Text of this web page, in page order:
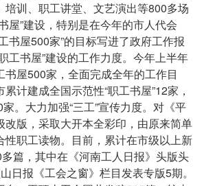
培训、职工讲堂、文艺演出等800多场
屋”建设，特别是在今年的市人代会
书屋500家”的目标写进了政府工作报
工书屋”建设的工作力度。今年上半年
屋500家，全面完成全年的工作目
计建成全国示范性“职工书屋”12家，
。大力加强“三工”宣传力度。对《平
改版，采取大开本全彩印，由原来简单
性职工读物。目前，累计在市级以上新
篇，其中在《河南工人日报》头版头
日报《工会之窗》栏目发表专版5期。